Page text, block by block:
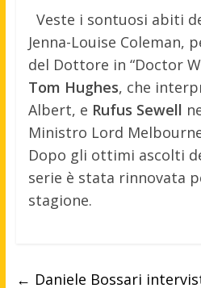
Veste i sontuosi abiti
Jenna-Louise Coleman,
del Dottore in “Doctor
Tom Hughes, che
Albert, e Rufus Sewell
Ministro Lord
Dopo gli ottimi ascolti
serie è stata rinnovata
stagione.
← Daniele Bossari